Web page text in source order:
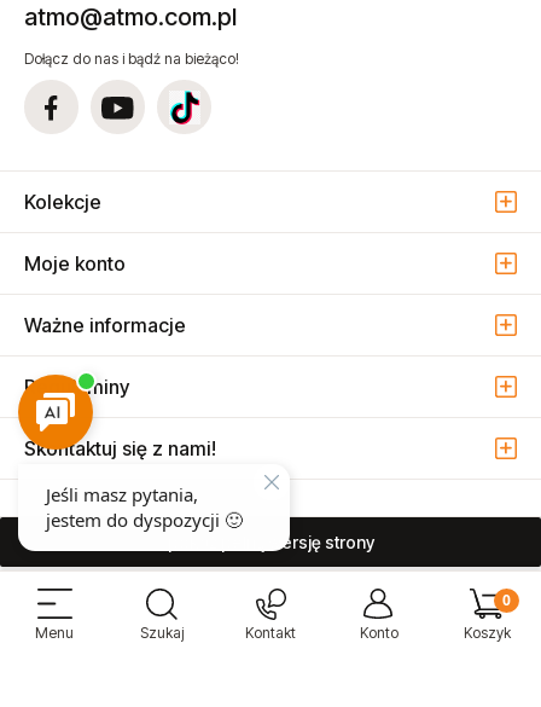
atmo@atmo.com.pl
Dołącz do nas i bądź na bieżąco!
Kolekcje
Moje konto
Ważne informacje
Regulaminy
Skontaktuj się z nami!
pokaż pełną wersję strony
Sprzedaż i serwis narzędzi pneumatycznych w Warszawie ul. Związkowa
15, 04-522 Warszawa ( Marysin Wawerski )